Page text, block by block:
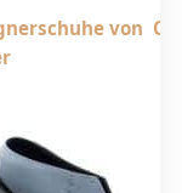
von